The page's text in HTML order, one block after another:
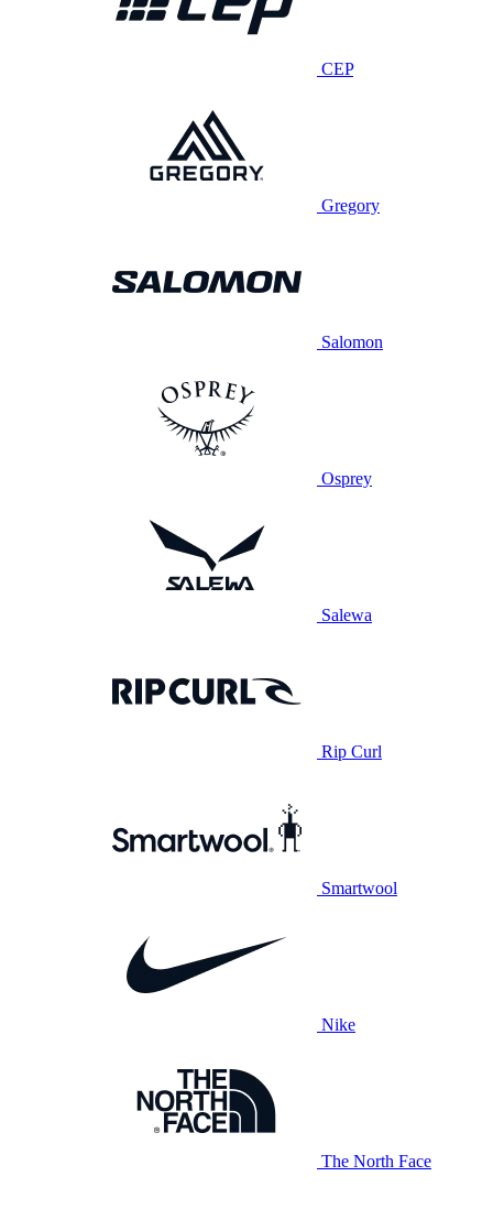
CEP
Gregory
Salomon
Osprey
Salewa
Rip Curl
Smartwool
Nike
The North Face